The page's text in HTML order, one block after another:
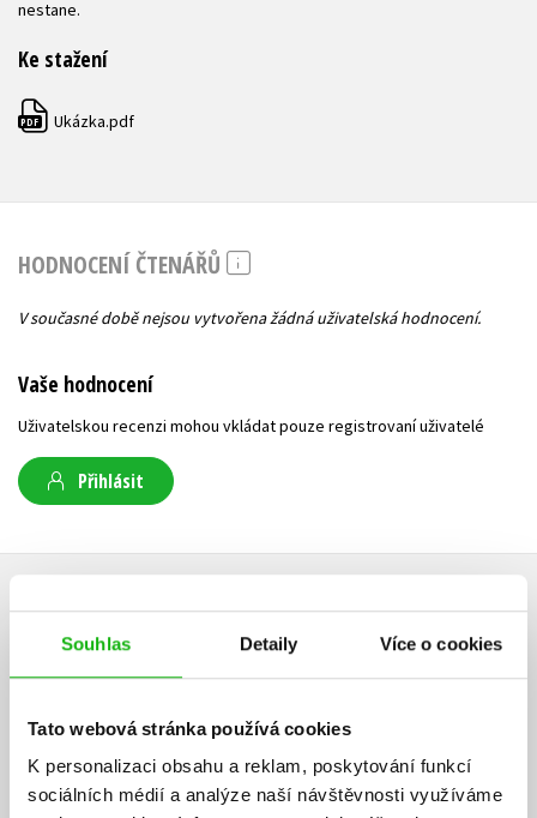
Souhlas Detaily Více o cookies
Tato webová stránka používá cookies
K personalizaci obsahu a reklam, poskytování funkcí
sociálních médií a analýze naší návštěvnosti využíváme
nestane.
Ke stažení
PDF Ukázka.pdf
HODNOCENÍ ČTENÁŘŮ
V současné době nejsou vytvořena žádná uživatelská hodnocení.
Vaše hodnocení
Uživatelskou recenzi mohou vkládat pouze registrovaní uživatelé
Přihlásit